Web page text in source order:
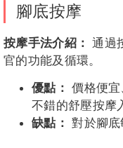
腳底按摩
按摩手法介紹： 通過
官的功能及循環。
優點： 價格便
不錯的舒壓按摩
缺點： 對於腳底